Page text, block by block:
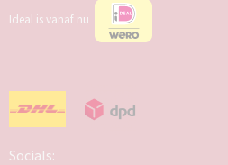
Ideal is vanaf nu
Socials: